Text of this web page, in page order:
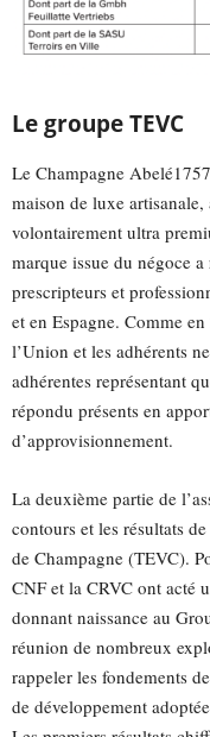
Le groupe TEVC
Le Champagne
maison de luxe
volontairement ultra
marque issue du négoce
prescripteurs et
et en Espagne. Comme
l’Union et les adhérents
adhérentes représentant
répondu présents en
d’approvisionnement.
La deuxième partie de
contours et les résultats
de Champagne (TEVC).
CNF et la CRVC ont acté
donnant naissance au
réunion de nombreux
rappeler les fondements
de développement